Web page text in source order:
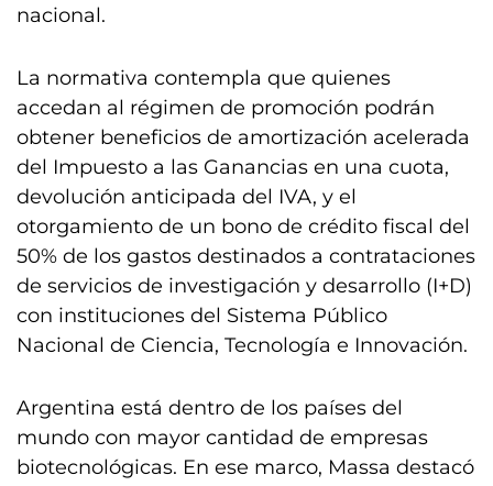
nacional.
La normativa contempla que quienes
accedan al régimen de promoción podrán
obtener beneficios de amortización acelerada
del Impuesto a las Ganancias en una cuota,
devolución anticipada del IVA, y el
otorgamiento de un bono de crédito fiscal del
50% de los gastos destinados a contrataciones
de servicios de investigación y desarrollo (I+D)
con instituciones del Sistema Público
Nacional de Ciencia, Tecnología e Innovación.
Argentina está dentro de los países del
mundo con mayor cantidad de empresas
biotecnológicas. En ese marco, Massa destacó